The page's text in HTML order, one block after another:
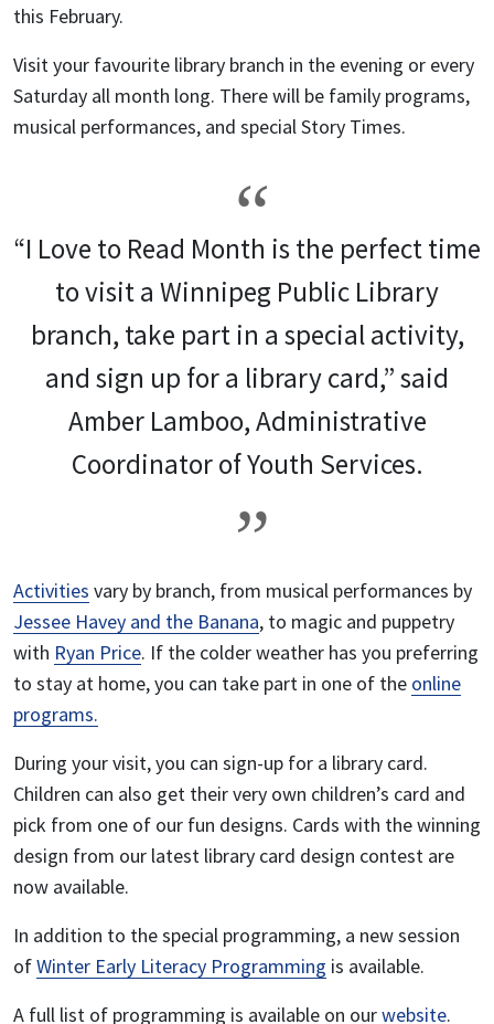
this February.
Visit your favourite library branch in the evening or every
Saturday all month long. There will be family programs,
musical performances, and special Story Times.
“I Love to Read Month is the perfect time
to visit a Winnipeg Public Library
branch, take part in a special activity,
and sign up for a library card,” said
Amber Lamboo, Administrative
Coordinator of Youth Services.
Activities vary by branch, from musical performances by
Jessee Havey and the Banana, to magic and puppetry
with Ryan Price. If the colder weather has you preferring
to stay at home, you can take part in one of the online
programs.
During your visit, you can sign-up for a library card.
Children can also get their very own children’s card and
pick from one of our fun designs. Cards with the winning
design from our latest library card design contest are
now available.
In addition to the special programming, a new session
ofWinter Early Literacy Programming is available.
A full list of programming is available on ourwebsite.